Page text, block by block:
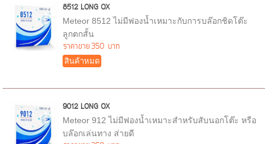
8512 LONG OX
Meteor 8512 ไม่มีฟองน้ำเหมาะกับการบล๊อกชิดโต๊ะ
ลูกตกสั้น
ราคาขาย350 บาท
สินค้าหมด
9012 LONG OX
Meteor 912 ไม่มีฟองน้ำเหมาะสำหรับสับนอกโต๊ะ หรือ
บล๊อกเล่นทาง ส่ายดี